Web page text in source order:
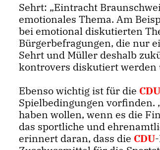
Sehrt: „Eintracht
emotionales Thema. Am
bei emotional diskutierten
Bürgerbefragungen, die nur
Sehrt und Müller deshalb
kontrovers diskutiert werden
Ebenso wichtig ist für die CDU
Spielbedingungen
haben wollen, wenn es die
das sportliche und
erinnert daran, dass die CDU